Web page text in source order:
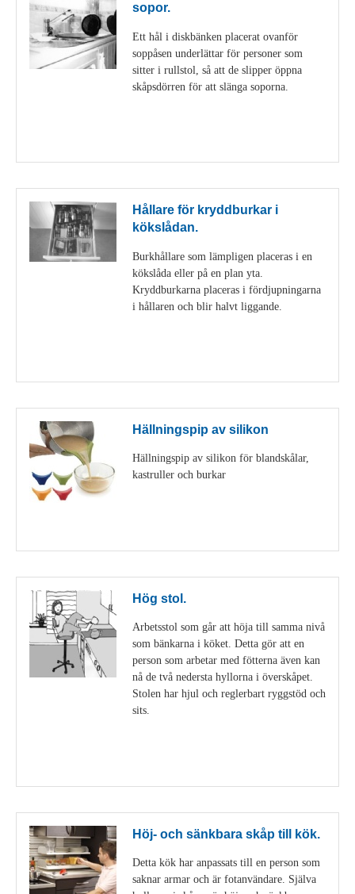
sopor.
Ett hål i diskbänken placerat ovanför
soppåsen underlättar för personer som
sitter i rullstol, så att de slipper öppna
skåpsdörren för att slänga soporna.
Hållare för kryddburkar i
kökslådan.
Burkhållare som lämpligen placeras i en
kökslåda eller på en plan yta.
Kryddburkarna placeras i fördjupningarna
i hållaren och blir halvt liggande.
Hällningspip av silikon
Hällningspip av silikon för blandskålar,
kastruller och burkar
Hög stol.
Arbetsstol som går att höja till samma nivå
som bänkarna i köket. Detta gör att en
person som arbetar med fötterna även kan
nå de två nedersta hyllorna i överskåpet.
Stolen har hjul och reglerbart ryggstöd och
sits.
Höj- och sänkbara skåp till kök.
Detta kök har anpassats till en person som
saknar armar och är fotanvändare. Själva